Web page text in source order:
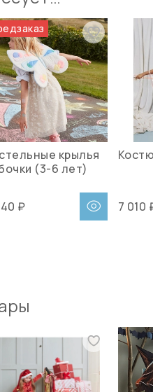
крылья
(3-6 лет)
₽ 7 010